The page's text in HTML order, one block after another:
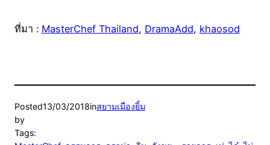
ที่มา : MasterChef Thailand, DramaAdd, khaosod
Posted13/03/2018inสยามเมืองยิ้ม
by
Tags: